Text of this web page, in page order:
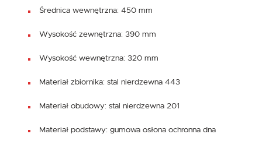
Średnica wewnętrzna: 450 mm
Wysokość zewnętrzna: 390 mm
Wysokość wewnętrzna: 320 mm
Materiał zbiornika: stal nierdzewna 443
Materiał obudowy: stal nierdzewna 201
Materiał podstawy: gumowa osłona ochronna dna